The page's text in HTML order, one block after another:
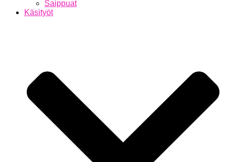
Saippuat
Käsityöt